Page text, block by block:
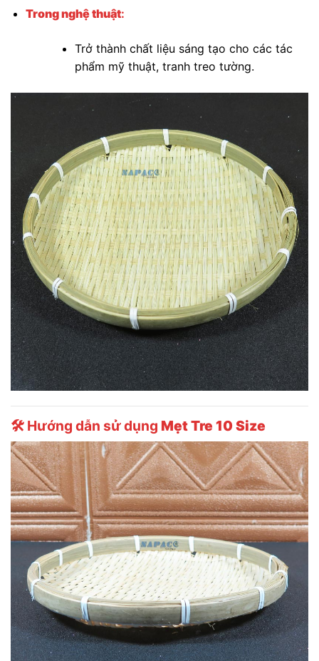
Trong nghệ thuật:
Trở thành chất liệu sáng tạo cho các tác
phẩm mỹ thuật, tranh treo tường.
🛠 Hướng dẫn sử dụng Mẹt Tre 10 Size